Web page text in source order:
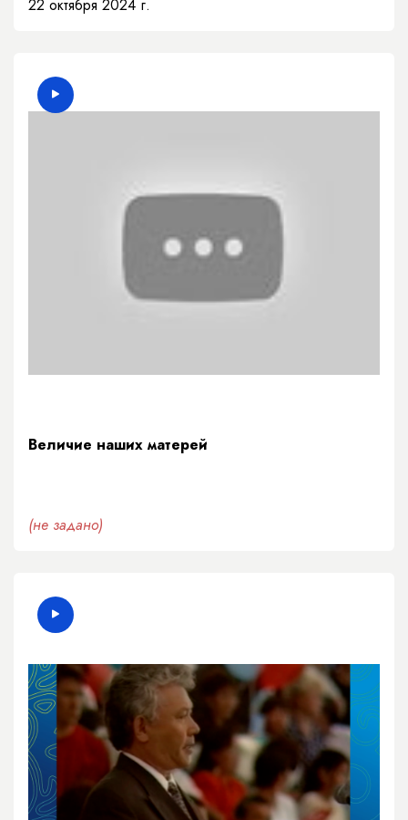
22 октября 2024 г.
Величие наших матерей
(не задано)